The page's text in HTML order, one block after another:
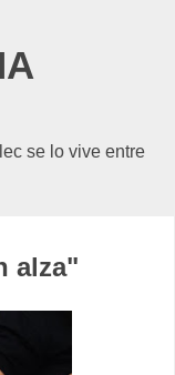
se lo vive entre
alza"